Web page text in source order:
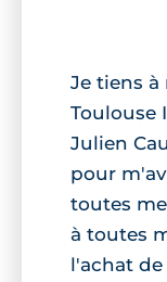
Je tiens
Toulouse
Julien
pour
toutes
à toutes
l'achat